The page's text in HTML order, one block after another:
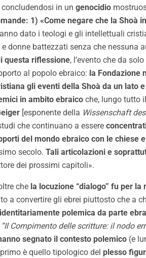
in un genocidio
1) «Come negare che la
dato i teologi e gli intellettuali
donne battezzati senza che
questa riflessione, l’evento che da
al popolo ebraico: la Fondazione
gli eventi della Shoà da un lato
in ambito ebraico che, lungo tutto
[esponente della Wissenschaft
che continuano a essere
del mondo ebraico con le chiese
secolo. Tali articolazioni e
dei prossimi capitoli».
che la locuzione “dialogo” fu per
a convertire gli ebrei piuttosto che a
polemica da parte
“Il Compimento delle scritture: il nodo
segnato il contesto polemico (e
è quello tipologico del plesso